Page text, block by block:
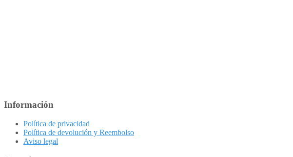
Información
Política de privacidad
Política de devolución y Reembolso
Aviso legal